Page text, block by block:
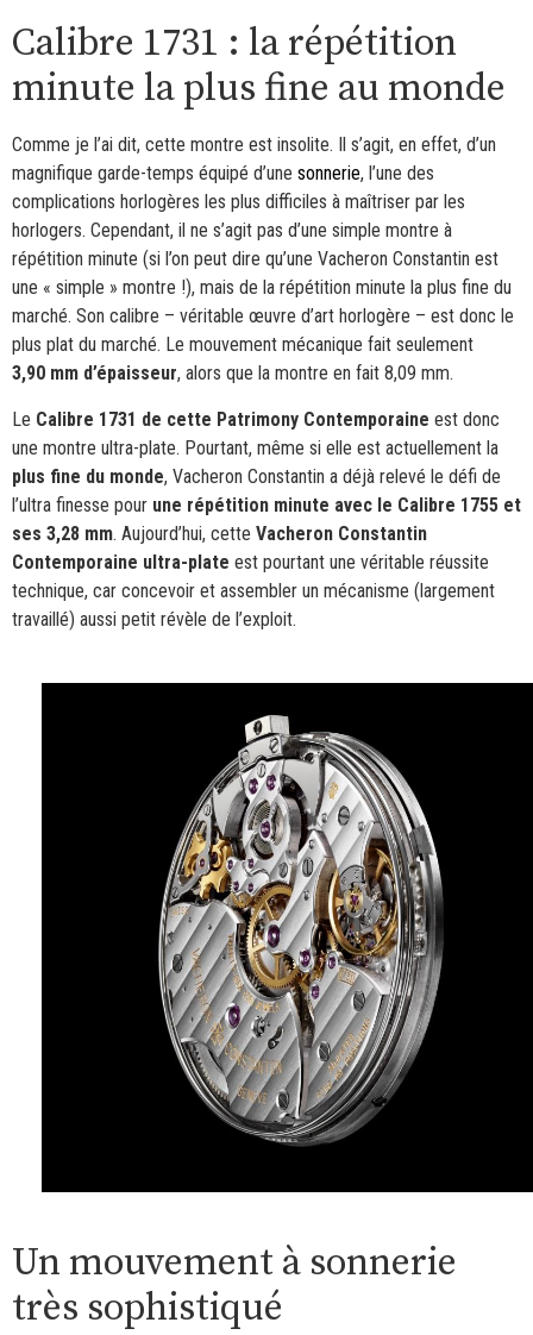
Calibre 1731 : la répétition
minute la plus fine au monde
Comme je l’ai dit, cette montre est insolite. Il s’agit, en effet, d’un
magnifique garde-temps équipé d’une sonnerie, l’une des
complications horlogères les plus difficiles à maîtriser par les
horlogers. Cependant, il ne s’agit pas d’une simple montre à
répétition minute (si l’on peut dire qu’une Vacheron Constantin est
une « simple » montre !), mais de la répétition minute la plus fine du
marché. Son calibre – véritable œuvre d’art horlogère – est donc le
plus plat du marché. Le mouvement mécanique fait seulement
3,90 mm d’épaisseur, alors que la montre en fait 8,09 mm.
Le Calibre 1731 de cette Patrimony Contemporaine est donc
une montre ultra-plate. Pourtant, même si elle est actuellement la
plus fine du monde, Vacheron Constantin a déjà relevé le défi de
l’ultra finesse pour une répétition minute avec le Calibre 1755 et
ses 3,28 mm. Aujourd’hui, cette Vacheron Constantin
Contemporaine ultra-plate est pourtant une véritable réussite
technique, car concevoir et assembler un mécanisme (largement
travaillé) aussi petit révèle de l’exploit.
Un mouvement à sonnerie
très sophistiqué